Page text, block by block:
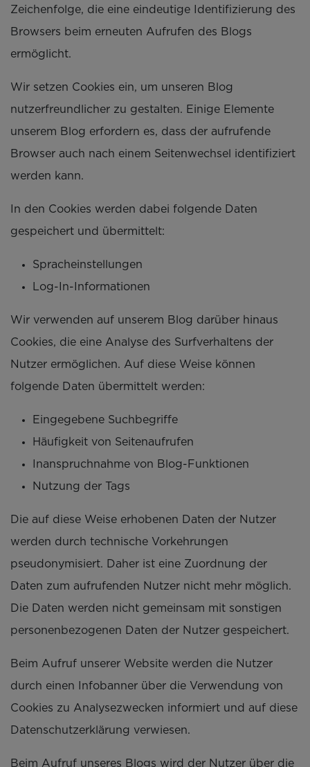
Zeichenfolge, die eine eindeutige Identifizierung des
Browsers beim erneuten Aufrufen des Blogs
ermöglicht.
Wir setzen Cookies ein, um unseren Blog
nutzerfreundlicher zu gestalten. Einige Elemente
unserem Blog erfordern es, dass der aufrufende
Browser auch nach einem Seitenwechsel identifiziert
werden kann.
In den Cookies werden dabei folgende Daten
gespeichert und übermittelt:
Spracheinstellungen
Log-In-Informationen
Wir verwenden auf unserem Blog darüber hinaus
Cookies, die eine Analyse des Surfverhaltens der
Nutzer ermöglichen. Auf diese Weise können
folgende Daten übermittelt werden:
Eingegebene Suchbegriffe
Häufigkeit von Seitenaufrufen
Inanspruchnahme von Blog-Funktionen
Nutzung der Tags
Die auf diese Weise erhobenen Daten der Nutzer
werden durch technische Vorkehrungen
pseudonymisiert. Daher ist eine Zuordnung der
Daten zum aufrufenden Nutzer nicht mehr möglich.
Die Daten werden nicht gemeinsam mit sonstigen
personenbezogenen Daten der Nutzer gespeichert.
Beim Aufruf unserer Website werden die Nutzer
durch einen Infobanner über die Verwendung von
Cookies zu Analysezwecken informiert und auf diese
Datenschutzerklärung verwiesen.
Beim Aufruf unseres Blogs wird der Nutzer über die